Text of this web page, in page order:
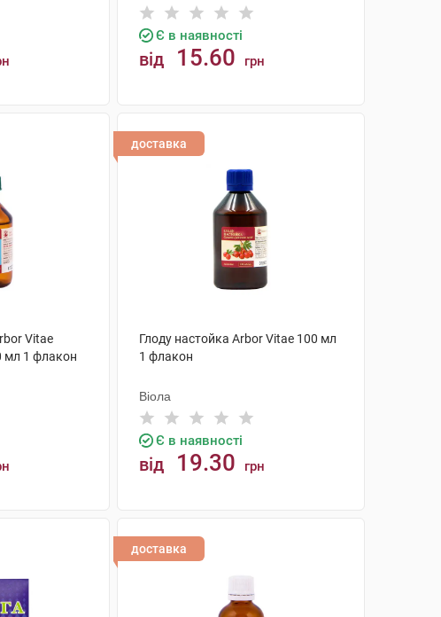
Є в наявності
від 15.60 грн
Vitae
мл 1 флакон
доставка
Глоду настойка Arbor Vitae 100 мл
1 флакон
Віола
Є в наявності
від 19.30 грн
доставка